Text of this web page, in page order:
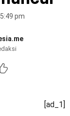
pm
[ad_1]